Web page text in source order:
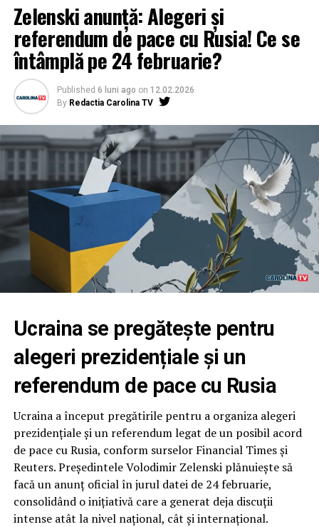
Zelenski anunță: Alegeri și
referendum de pace cu Rusia! Ce se
întâmplă pe 24 februarie?
Published 6 luni ago on 12.02.2026
By Redactia Carolina TV
Ucraina se pregătește pentru
alegeri prezidențiale și un
referendum de pace cu Rusia
Ucraina a început pregătirile pentru a organiza alegeri
prezidențiale și un referendum legat de un posibil acord
de pace cu Rusia, conform surselor Financial Times și
Reuters. Președintele Volodimir Zelenski plănuiește să
facă un anunț oficial în jurul datei de 24 februarie,
consolidând o inițiativă care a generat deja discuții
intense atât la nivel național, cât și internațional.